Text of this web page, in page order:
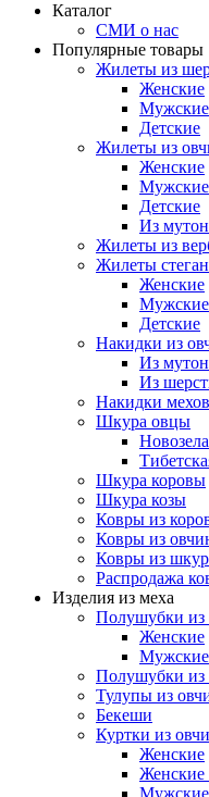
Каталог
СМИ о нас
Популярные товары
Жилеты из
Женские
Мужские
Детские
Жилеты из
Женские
Мужские
Детские
Из
Жилеты из
Жилеты
Женские
Мужские
Детские
Накидки из
Из
Из
Накидки
Шкура овцы
Шкура коровы
Шкура козы
Ковры из
Ковры из
Ковры из шкур
Распродажа
Изделия из меха
Полушубки из
Женские
Мужские
Полушубки из
Тулупы из
Бекеши
Куртки из
Женские
Женские
Мужские